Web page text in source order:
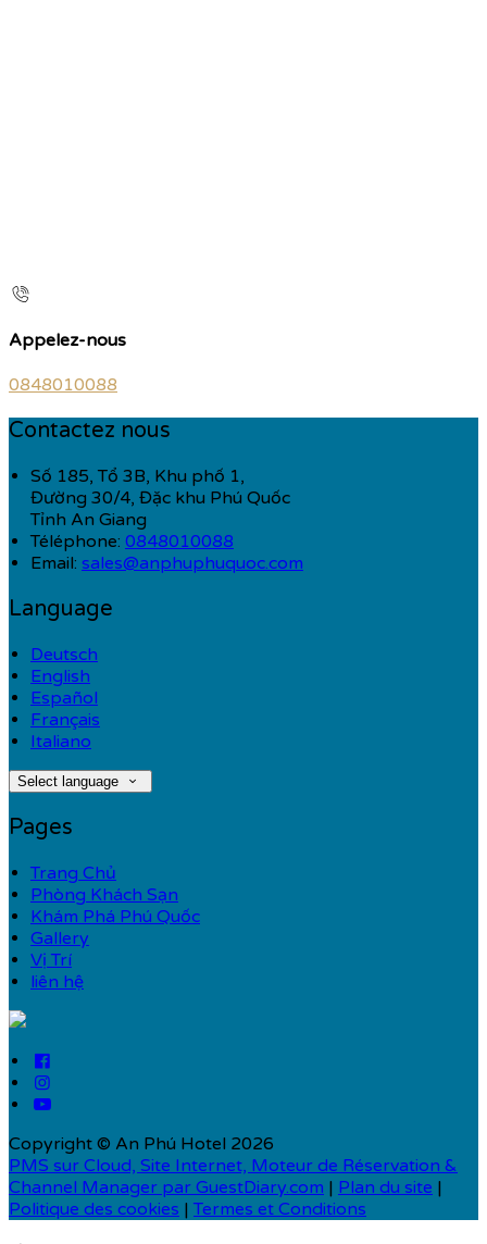
Appelez-nous
0848010088
Contactez nous
Số 185, Tổ 3B, Khu phố 1,
Đường 30/4, Đặc khu Phú Quốc
Tỉnh An Giang
Téléphone: 0848010088
Email: sales@anphuphuquoc.com
Language
Deutsch
English
Español
Français
Italiano
Select language
Pages
Trang Chủ
Phòng Khách Sạn
Khám Phá Phú Quốc
Gallery
Vị Trí
liên hệ
Copyright © An Phú Hotel 2026
PMS sur Cloud, Site Internet, Moteur de Réservation &
Channel Manager par GuestDiary.com | Plan du site |
Politique des cookies | Termes et Conditions